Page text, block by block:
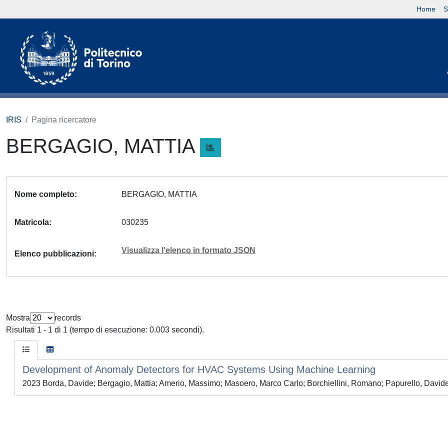
Home
IRIS Pagina ricercatore
BERGAGIO, MATTIA
Nome completo BERGAGIO, MATTIA
Matricola 030235
Elenco pubblicazioni Visualizza l'elenco in formato JSON
Mostra
records
Risultati 1 - 1 di 1 (tempo di esecuzione: 0.003 secondi).
Development of Anomaly Detectors for HVAC Systems Using Machine Learning
2023 Borda, Davide; Bergagio, Mattia; Amerio, Massimo; Masoero, Marco Carlo; Borchiellini, Romano; Papurello,